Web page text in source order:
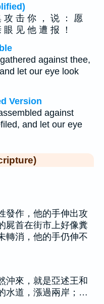
攻 击 你 ， 说 ： 愿
见 他 遭 报 ！
against thee,
let our eye look
Version
against
and let our eye
發作，他的手伸出攻
屍首在街市上好像糞
轉消，他的手仍伸不
沖來，就是亞述王和
水道，漲過兩岸；…